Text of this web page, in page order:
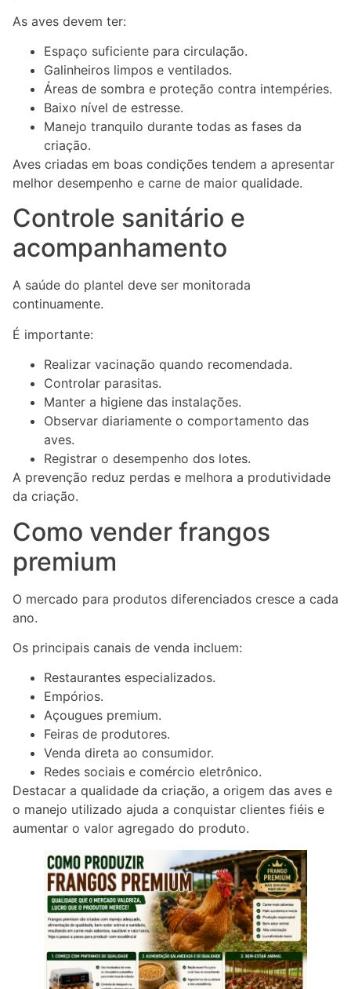
As aves devem ter:
Espaço suficiente para circulação.
Galinheiros limpos e ventilados.
Áreas de sombra e proteção contra intempéries.
Baixo nível de estresse.
Manejo tranquilo durante todas as fases da
criação.
Aves criadas em boas condições tendem a apresentar
melhor desempenho e carne de maior qualidade.
Controle sanitário e
acompanhamento
A saúde do plantel deve ser monitorada
continuamente.
É importante:
Realizar vacinação quando recomendada.
Controlar parasitas.
Manter a higiene das instalações.
Observar diariamente o comportamento das
aves.
Registrar o desempenho dos lotes.
A prevenção reduz perdas e melhora a produtividade
da criação.
Como vender frangos
premium
O mercado para produtos diferenciados cresce a cada
ano.
Os principais canais de venda incluem:
Restaurantes especializados.
Empórios.
Açougues premium.
Feiras de produtores.
Venda direta ao consumidor.
Redes sociais e comércio eletrônico.
Destacar a qualidade da criação, a origem das aves e
o manejo utilizado ajuda a conquistar clientes fiéis e
aumentar o valor agregado do produto.